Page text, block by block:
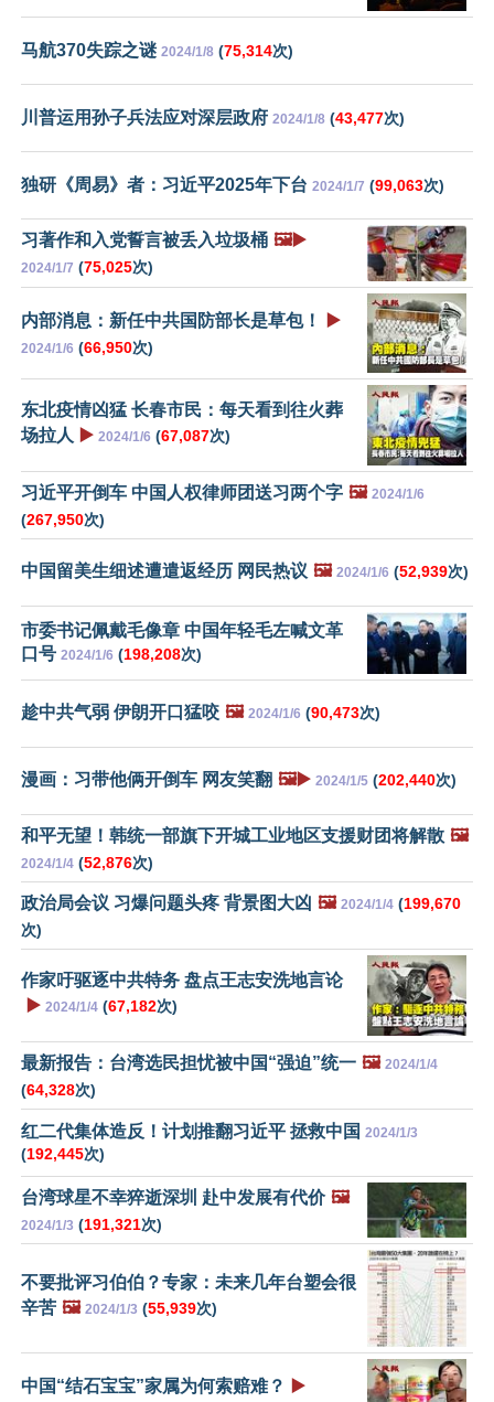
马航370失踪之谜 2024/1/8 (75,314次)
川普运用孙子兵法应对深层政府 2024/1/8 (43,477次)
独研《周易》者：习近平2025年下台 2024/1/7 (99,063次)
习著作和入党誓言被丢入垃圾桶 🖼️▶️
2024/1/7 (75,025次)
内部消息：新任中共国防部长是草包！ ▶️
2024/1/6 (66,950次)
东北疫情凶猛 长春市民：每天看到往火葬
场拉人 ▶️ 2024/1/6 (67,087次)
习近平开倒车 中国人权律师团送习两个字 🖼️ 2024/1/6
(267,950次)
中国留美生细述遭遣返经历 网民热议 🖼️ 2024/1/6 (52,939次)
市委书记佩戴毛像章 中国年轻毛左喊文革
口号 2024/1/6 (198,208次)
趁中共气弱 伊朗开口猛咬 🖼️ 2024/1/6 (90,473次)
漫画：习带他俩开倒车 网友笑翻 🖼️▶️ 2024/1/5 (202,440次)
和平无望！韩统一部旗下开城工业地区支援财团将解散 🖼️
2024/1/4 (52,876次)
政治局会议 习爆问题头疼 背景图大凶 🖼️ 2024/1/4 (199,670
次)
作家吁驱逐中共特务 盘点王志安洗地言论
▶️ 2024/1/4 (67,182次)
最新报告：台湾选民担忧被中国“强迫”统一 🖼️ 2024/1/4
(64,328次)
红二代集体造反！计划推翻习近平 拯救中国 2024/1/3
(192,445次)
台湾球星不幸猝逝深圳 赴中发展有代价 🖼️
2024/1/3 (191,321次)
不要批评习伯伯？专家：未来几年台塑会很
辛苦 🖼️ 2024/1/3 (55,939次)
中国“结石宝宝”家属为何索赔难？ ▶️